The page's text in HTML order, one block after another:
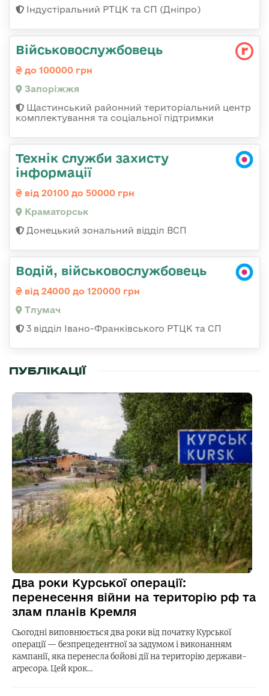
Індустіральний РТЦК та СП (Дніпро)
Військовослужбовець
до 100000 грн
Запоріжжя
Щастинський районний територіальний центр
комплектування та соціальної підтримки
Технік служби захисту
інформації
від 20100 до 50000 грн
Краматорськ
Донецький зональний відділ ВСП
Водій, військовослужбовець
від 24000 до 120000 грн
Тлумач
3 відділ Івано-Франківського РТЦК та СП
ПУБЛІКАЦІЇ
Два роки Курської операції:
перенесення війни на територію рф та
злам планів Кремля
Сьогодні виповнюється два роки від початку Курської
операції — безпрецедентної за задумом і виконанням
кампанії, яка перенесла бойові дії на територію держави-
агресора. Цей крок…